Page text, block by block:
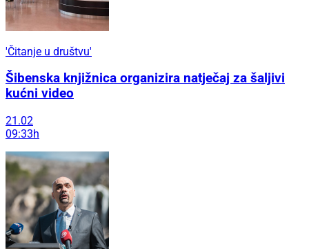
'Čitanje u društvu'
Šibenska knjižnica organizira natječaj za šaljivi
kućni video
21.02
09:33h